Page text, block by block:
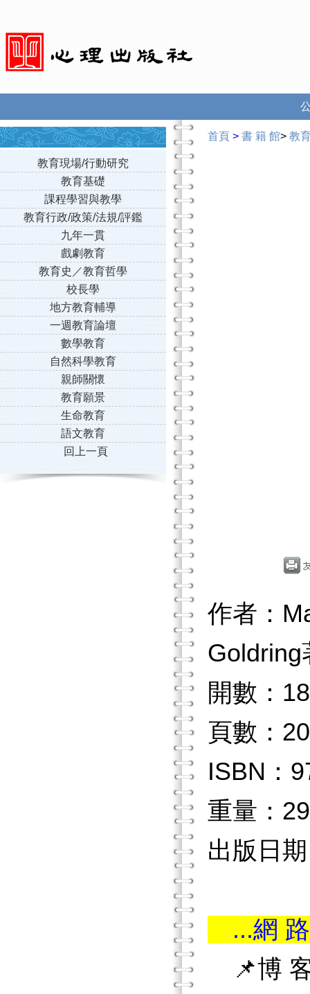
教育現場/行動研究
教育基礎
課程學習與教學
教育行政/政策/法規/評鑑
九年一貫
戲劇教育
教育史／教育哲學
校長學
地方教育輔導
一週教育論壇
數學教育
自然科學教育
親師關懷
教育願景
生命教育
語文教育
回上一頁
首頁 > 書 籍 館> 教
作者：
Goldring
開數：18
頁數：
ISBN：
重量：
出版日
...網
📌博